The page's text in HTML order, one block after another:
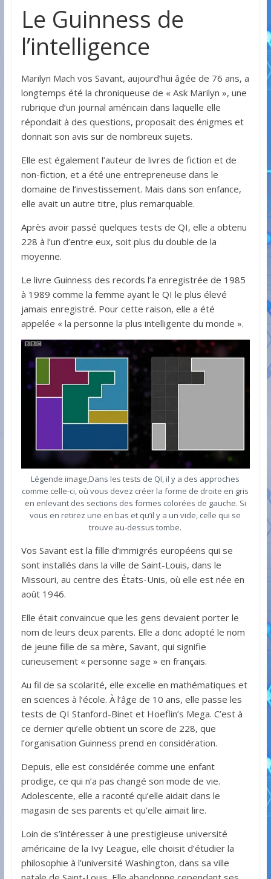
Le Guinness de
l’intelligence
Marilyn Mach vos Savant, aujourd’hui âgée de 76 ans, a
longtemps été la chroniqueuse de « Ask Marilyn », une
rubrique d’un journal américain dans laquelle elle
répondait à des questions, proposait des énigmes et
donnait son avis sur de nombreux sujets.
Elle est également l’auteur de livres de fiction et de
non-fiction, et a été une entrepreneuse dans le
domaine de l’investissement. Mais dans son enfance,
elle avait un autre titre, plus remarquable.
Après avoir passé quelques tests de QI, elle a obtenu
228 à l’un d’entre eux, soit plus du double de la
moyenne.
Le livre Guinness des records l’a enregistrée de 1985
à 1989 comme la femme ayant le QI le plus élevé
jamais enregistré. Pour cette raison, elle a été
appelée « la personne la plus intelligente du monde ».
Légende image,Dans les tests de QI, il y a des approches
comme celle-ci, où vous devez créer la forme de droite en gris
en enlevant des sections des formes colorées de gauche. Si
vous en retirez une en bas et qu’il y a un vide, celle qui se
trouve au-dessus tombe.
Vos Savant est la fille d’immigrés européens qui se
sont installés dans la ville de Saint-Louis, dans le
Missouri, au centre des États-Unis, où elle est née en
août 1946.
Elle était convaincue que les gens devaient porter le
nom de leurs deux parents. Elle a donc adopté le nom
de jeune fille de sa mère, Savant, qui signifie
curieusement « personne sage » en français.
Au fil de sa scolarité, elle excelle en mathématiques et
en sciences à l’école. À l’âge de 10 ans, elle passe les
tests de QI Stanford-Binet et Hoeflin’s Mega. C’est à
ce dernier qu’elle obtient un score de 228, que
l’organisation Guinness prend en considération.
Depuis, elle est considérée comme une enfant
prodige, ce qui n’a pas changé son mode de vie.
Adolescente, elle a raconté qu’elle aidait dans le
magasin de ses parents et qu’elle aimait lire.
Loin de s’intéresser à une prestigieuse université
américaine de la Ivy League, elle choisit d’étudier la
philosophie à l’université Washington, dans sa ville